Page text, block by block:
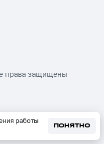
работы
ПОНЯТНО
права защищены